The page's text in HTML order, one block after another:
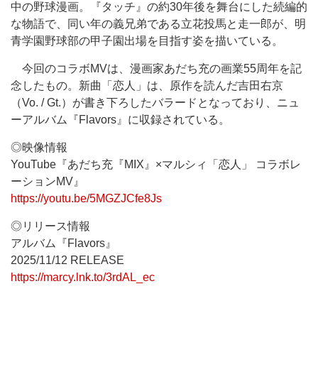
中の野球漫画。『タッチ』の約30年後を舞台にした続編的
な物語で、同い年の義兄弟である立花投馬と走一郎が、明
青学園野球部の甲子園出場を目指す姿を描いている。
今回のコラボMVは、漫画家あだち充の画業55周年を記
念したもの。新曲「恋人」は、原作を読んだ吉田右京
（Vo. / Gt.）が書き下ろしたバラードとなっており、ニュ
ーアルバム『Flavors』に収録されている。
◎映像情報
YouTube『あだち充『MIX』×マルシィ「恋人」 コラボレ
ーションMV』
https://youtu.be/5MGZJCfe8Js
◎リリース情報
アルバム『Flavors』
2025/11/12 RELEASE
https://marcy.lnk.to/3rdAL_ec